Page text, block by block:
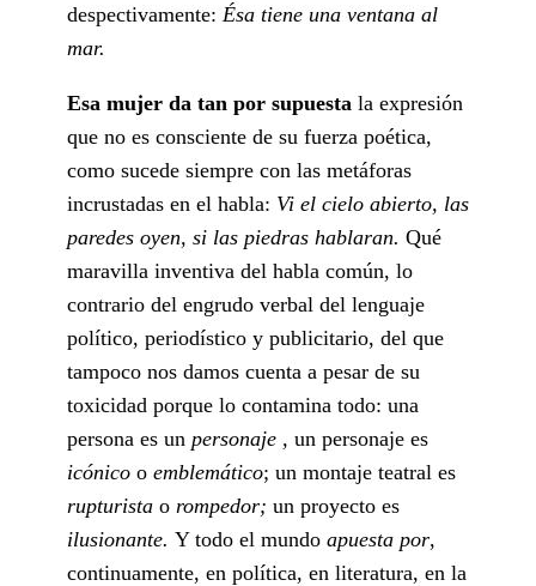
despectivamente: Ésa tiene una ventana al
mar.
Esa mujer da tan por supuesta la expresión
que no es consciente de su fuerza poética,
como sucede siempre con las metáforas
incrustadas en el habla: Vi el cielo abierto, las
paredes oyen, si las piedras hablaran. Qué
maravilla inventiva del habla común, lo
contrario del engrudo verbal del lenguaje
político, periodístico y publicitario, del que
tampoco nos damos cuenta a pesar de su
toxicidad porque lo contamina todo: una
persona es un personaje , un personaje es
icónico o emblemático; un montaje teatral es
rupturista o rompedor; un proyecto es
ilusionante. Y todo el mundo apuesta por,
continuamente, en política, en literatura, en la